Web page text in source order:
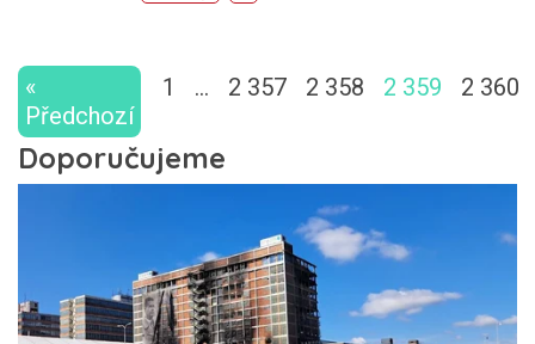
«
Předchozí
1 … 2 357 2 358 2 359 2 360